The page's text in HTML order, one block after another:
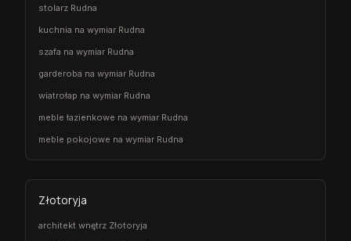
stolarz Rudna
kuchnia na wymiar Rudna
szafa na wymiar Rudna
garderoba na wymiar Rudna
wiatrołap na wymiar Rudna
meble łazienkowe na wymiar Rudna
meble pokojowe na wymiar Rudna
Złotoryja
architekt wnętrz Złotoryja